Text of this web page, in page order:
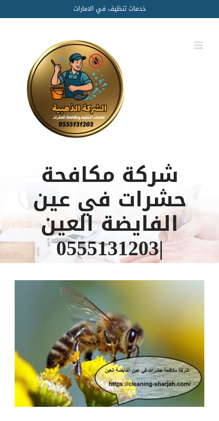
to
content
خدمات تنظيف في الامارات
شركة مكافحة
حشرات في عين
الفايضة العين
|0555131203
صورة
أكبر